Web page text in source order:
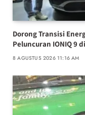
Dorong Transisi
Peluncuran IONIQ 9
8 AGUSTUS 2026 11:16 AM